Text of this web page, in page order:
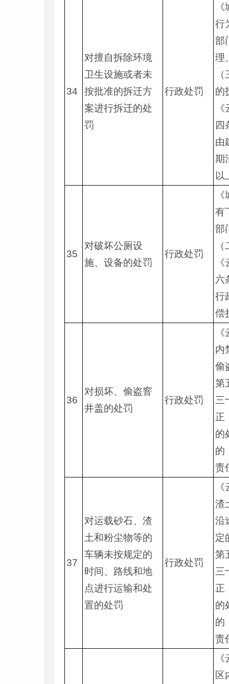
34
对擅自拆除环境
卫生设施或者未
按批准的拆迁方
案进行拆迁的处
罚
行政处罚
行
部
理
的
四
由
期
以
35
对破坏公厕设
施、设备的处罚
行政处罚
有
部
六
行
偿
36
对损坏、偷盗窨
井盖的处罚
行政处罚
内
偷
第
三
正
的
的
责
37
对运载砂石、渣
土和粉尘物等的
车辆未按规定的
时间、路线和地
点进行运输和处
置的处罚
行政处罚
渣
沿
定
第
三
正
的
的
责
区